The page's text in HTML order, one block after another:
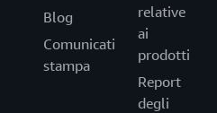
Blog
Comunicati
stampa
relative
ai
prodotti
Report
degli